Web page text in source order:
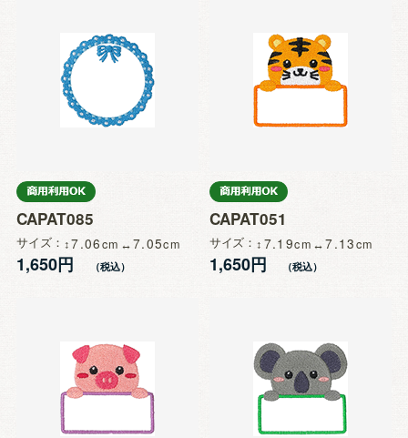
CAPAT085
サイズ 7.06 7.05
1,650円
CAPAT051
サイズ 7.19 7.13
1,650円